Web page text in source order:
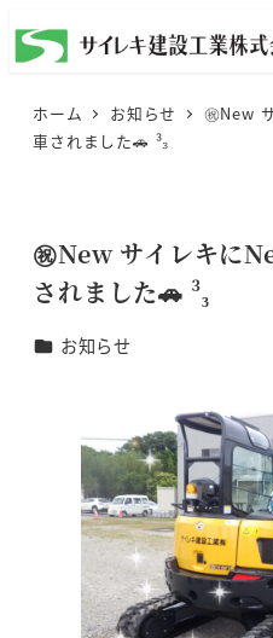
メ
イ
ホーム お知らせ
㊗️New
車されました🚗 ³₃
㊗️New サイレキに
されました🚗 ³₃
カテゴリー
お知らせ